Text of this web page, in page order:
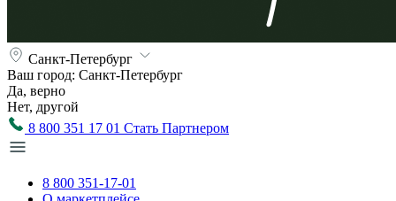
Санкт-Петербург
Ваш город: Санкт-Петербург
Да, верно
Нет, другой
8 800 351 17 01 Стать Партнером
8 800 351-17-01